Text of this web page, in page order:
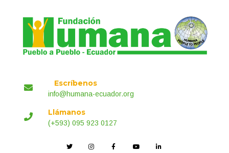
Escríbenos
info@humana-ecuador.org
Llámanos
(+593) 095 923 0127